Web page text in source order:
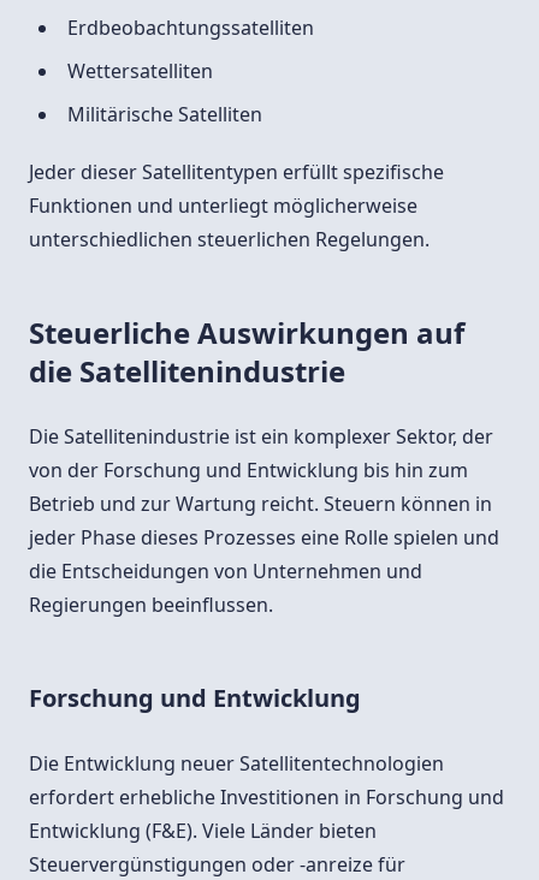
Erdbeobachtungssatelliten
Wettersatelliten
Militärische Satelliten
Jeder dieser Satellitentypen erfüllt spezifische
Funktionen und unterliegt möglicherweise
unterschiedlichen steuerlichen Regelungen.
Steuerliche Auswirkungen auf
die Satellitenindustrie
Die Satellitenindustrie ist ein komplexer Sektor, der
von der Forschung und Entwicklung bis hin zum
Betrieb und zur Wartung reicht. Steuern können in
jeder Phase dieses Prozesses eine Rolle spielen und
die Entscheidungen von Unternehmen und
Regierungen beeinflussen.
Forschung und Entwicklung
Die Entwicklung neuer Satellitentechnologien
erfordert erhebliche Investitionen in Forschung und
Entwicklung (F&E). Viele Länder bieten
Steuervergünstigungen oder -anreize für